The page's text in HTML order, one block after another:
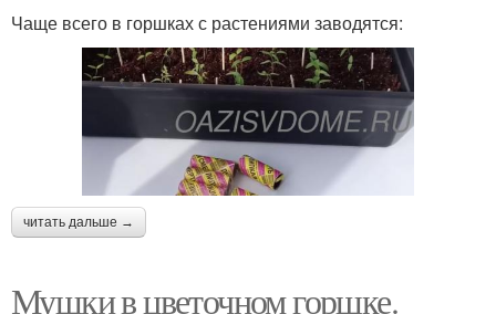
Чаще всего в горшках с растениями заводятся:
читать дальше →
Мушки в цветочном горшке.